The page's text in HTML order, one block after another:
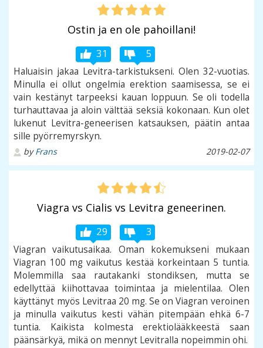
Ostin ja en ole pahoillani!
31 5
Haluaisin jakaa Levitra-tarkistukseni. Olen 32-vuotias.
Minulla ei ollut ongelmia erektion saamisessa, se ei
vain kestänyt tarpeeksi kauan loppuun. Se oli todella
turhauttavaa ja aloin välttää seksiä kokonaan. Kun olet
lukenut Levitra-geneerisen katsauksen, päätin antaa
sille pyörremyrskyn.
byFrans 2019-02-07
Viagra vs Cialis vs Levitra geneerinen.
29 3
Viagran vaikutusaikaa. Oman kokemukseni mukaan
Viagran 100 mg vaikutus kestää korkeintaan 5 tuntia.
Molemmilla saa rautakanki stondiksen, mutta se
edellyttää kiihottavaa toimintaa ja mielentilaa. Olen
käyttänyt myös Levitraa 20 mg. Se on Viagran veroinen
ja minulla vaikutus kesti vähän pitempään ehkä 6-7
tuntia. Kaikista kolmesta erektiolääkkeestä saan
päänsärkyä, mikä on mennyt Levitralla nopeimmin ohi.